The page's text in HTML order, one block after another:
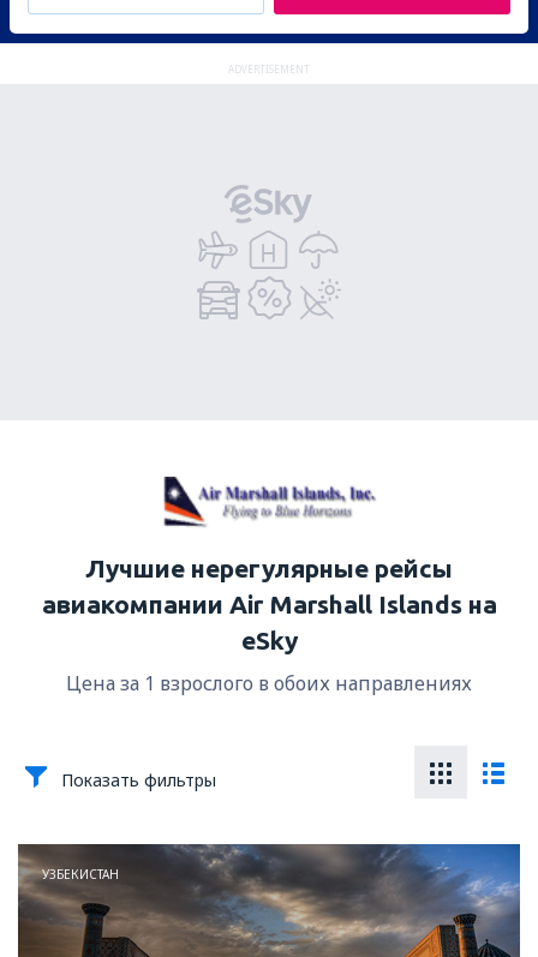
ADVERTISEMENT
Лучшие нерегулярные рейсы
авиакомпании Air Marshall Islands на
eSky
Цена за 1 взрослого в обоих направлениях
Показать фильтры
УЗБЕКИСТАН